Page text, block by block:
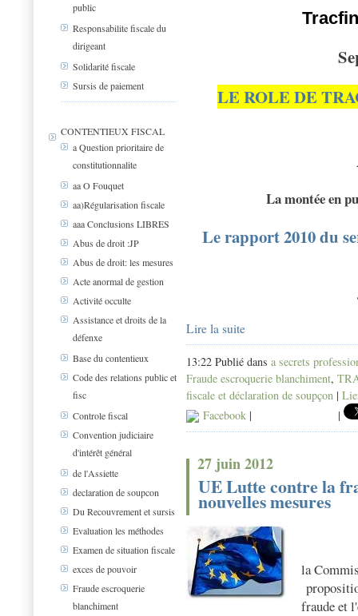
public
Responsabilite fiscale du
dirigeant
Solidarité fiscale
Sursis de paiement
CONTENTIEUX FISCAL
a Question prioritaire de
constitutionnalite
aa O Fouquet
aa)Régularisation fiscale
aaa Conclusions LIBRES
Abus de droit :JP
Abus de droit: les mesures
Acte anormal de gestion
Activité occulte
Assistance et droits de la
défenxe
Base du contentieux
Code des relations public et
fisc
Controle fiscal
Convention judiciaire
d'intérêt général
de l'Assiette
declaration de soupcon
Du Recouvrement et sursis
Evaluation les méthodes
Examen de situation fiscale
exces de pouvoir
Fraude escroquerie
blanchiment
LE ROLE DE
La montée en
Le rapport 2010 du
Lire la suite
13:22 Publié dans a secrets
Fraude escroquerie blanchiment,
fiscale et déclaration de soupçon |
Facebook | |
27 juin 2012
UE Lutte contre la
nouvelles mesures
la
fraude et